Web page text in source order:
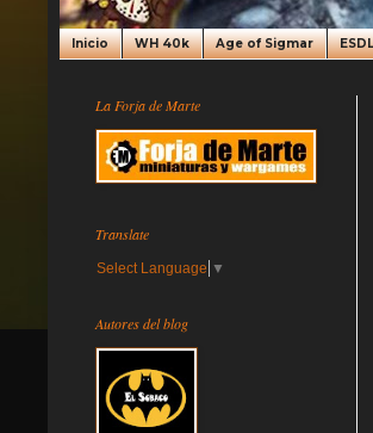
Inicio WH 40k Age of Sigmar
La Forja de Marte
Translate
Select Language ▼
Autores del blog